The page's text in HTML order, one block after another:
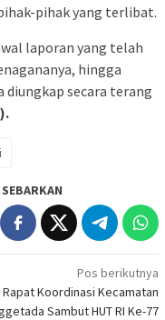
pihak yang terlibat.
laporan yang telah
hingga
diungkap secara terang
SEBARKAN
Pos berikutnya
Rapat Koordinasi Kecamatan
Sambut HUT RI Ke-77